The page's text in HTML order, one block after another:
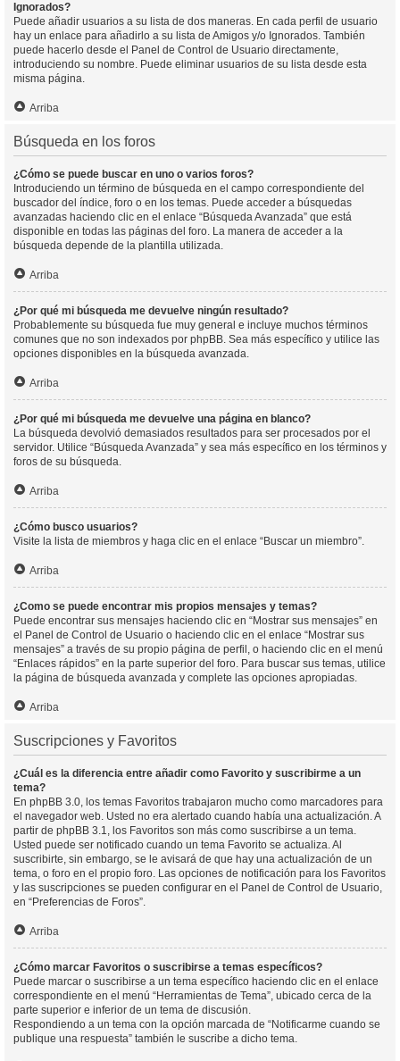
Ignorados?
Puede añadir usuarios a su lista de dos maneras. En cada perfil de usuario
hay un enlace para añadirlo a su lista de Amigos y/o Ignorados. También
puede hacerlo desde el Panel de Control de Usuario directamente,
introduciendo su nombre. Puede eliminar usuarios de su lista desde esta
misma página.
Arriba
Búsqueda en los foros
¿Cómo se puede buscar en uno o varios foros?
Introduciendo un término de búsqueda en el campo correspondiente del
buscador del índice, foro o en los temas. Puede acceder a búsquedas
avanzadas haciendo clic en el enlace “Búsqueda Avanzada” que está
disponible en todas las páginas del foro. La manera de acceder a la
búsqueda depende de la plantilla utilizada.
Arriba
¿Por qué mi búsqueda me devuelve ningún resultado?
Probablemente su búsqueda fue muy general e incluye muchos términos
comunes que no son indexados por phpBB. Sea más específico y utilice las
opciones disponibles en la búsqueda avanzada.
Arriba
¿Por qué mi búsqueda me devuelve una página en blanco?
La búsqueda devolvió demasiados resultados para ser procesados por el
servidor. Utilice “Búsqueda Avanzada” y sea más específico en los términos y
foros de su búsqueda.
Arriba
¿Cómo busco usuarios?
Visite la lista de miembros y haga clic en el enlace “Buscar un miembro”.
Arriba
¿Como se puede encontrar mis propios mensajes y temas?
Puede encontrar sus mensajes haciendo clic en “Mostrar sus mensajes” en
el Panel de Control de Usuario o haciendo clic en el enlace “Mostrar sus
mensajes” a través de su propio página de perfil, o haciendo clic en el menú
“Enlaces rápidos” en la parte superior del foro. Para buscar sus temas, utilice
la página de búsqueda avanzada y complete las opciones apropiadas.
Arriba
Suscripciones y Favoritos
¿Cuál es la diferencia entre añadir como Favorito y suscribirme a un
tema?
En phpBB 3.0, los temas Favoritos trabajaron mucho como marcadores para
el navegador web. Usted no era alertado cuando había una actualización. A
partir de phpBB 3.1, los Favoritos son más como suscribirse a un tema.
Usted puede ser notificado cuando un tema Favorito se actualiza. Al
suscribirte, sin embargo, se le avisará de que hay una actualización de un
tema, o foro en el propio foro. Las opciones de notificación para los Favoritos
y las suscripciones se pueden configurar en el Panel de Control de Usuario,
en “Preferencias de Foros”.
Arriba
¿Cómo marcar Favoritos o suscribirse a temas específicos?
Puede marcar o suscribirse a un tema específico haciendo clic en el enlace
correspondiente en el menú “Herramientas de Tema”, ubicado cerca de la
parte superior e inferior de un tema de discusión.
Respondiendo a un tema con la opción marcada de “Notificarme cuando se
publique una respuesta” también le suscribe a dicho tema.